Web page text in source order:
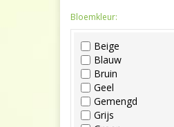
December
Bloemkleur:
Beige
Blauw
Bruin
Geel
Gemengd
Grijs